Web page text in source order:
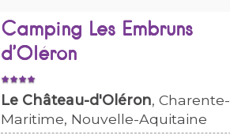
Camping Les Embruns
d’Oléron
Le Château-d'Oléron, Charente-
Maritime, Nouvelle-Aquitaine